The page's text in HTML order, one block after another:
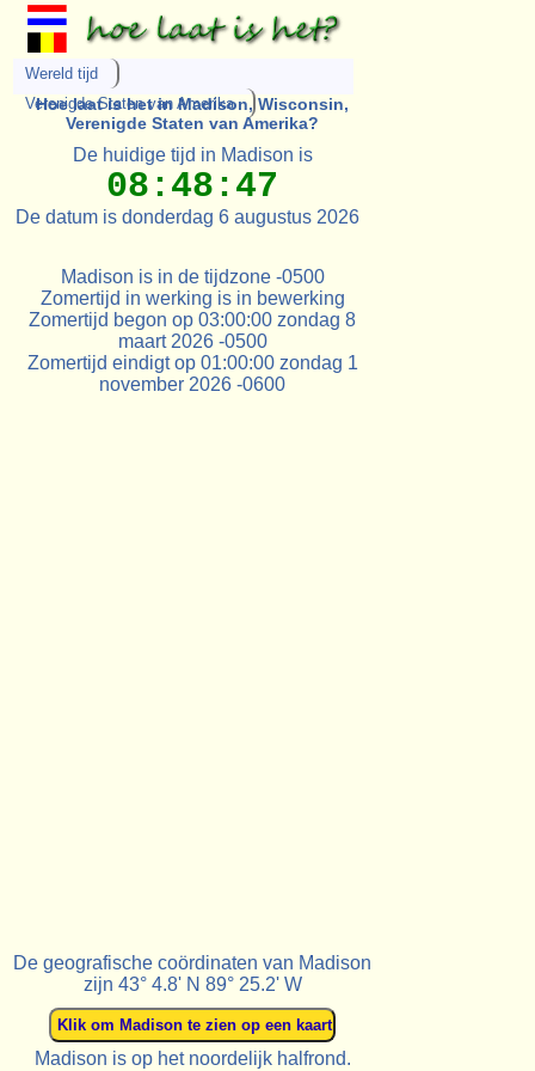
Wereld tijd
Verenigde Staten van Amerika
Hoe laat is het in Madison, Wisconsin,
Verenigde Staten van Amerika?
De huidige tijd in Madison is
08:48:47
De datum is donderdag 6 augustus 2026
Madison is in de tijdzone -0500
Zomertijd in werking is in bewerking
Zomertijd begon op 03:00:00 zondag 8
maart 2026 -0500
Zomertijd eindigt op 01:00:00 zondag 1
november 2026 -0600
De geografische coördinaten van Madison
zijn 43° 4.8' N 89° 25.2' W
Madison is op het noordelijk halfrond.